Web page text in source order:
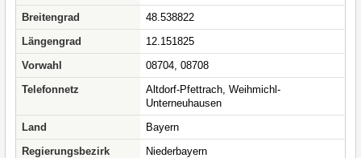
Breitengrad
48.538822
Längengrad
12.151825
Vorwahl
08704, 08708
Telefonnetz
Altdorf-Pfettrach, Weihmichl-
Unterneuhausen
Land
Bayern
Regierungsbezirk
Niederbayern